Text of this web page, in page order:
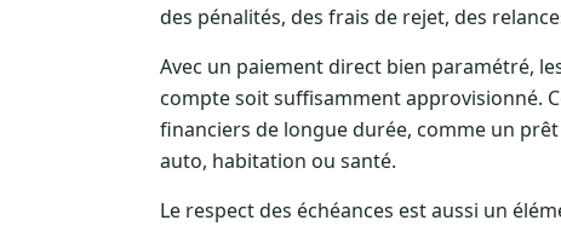
des pénalités, des frais de rejet, des
Avec un paiement direct bien paramétré,
compte soit suffisamment approvisionné.
financiers de longue durée, comme un
auto, habitation ou santé.
Le respect des échéances est aussi un